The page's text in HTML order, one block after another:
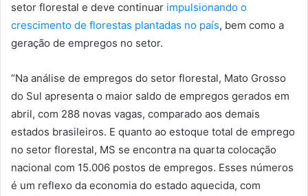
setor florestal e deve continuar impulsionando o
crescimento de florestas plantadas no país, bem como a
geração de empregos no setor.
“Na análise de empregos do setor florestal, Mato Grosso
do Sul apresenta o maior saldo de empregos gerados em
abril, com 288 novas vagas, comparado aos demais
estados brasileiros. E quanto ao estoque total de emprego
no setor florestal, MS se encontra na quarta colocação
nacional com 15.006 postos de empregos. Esses números
é um reflexo da economia do estado aquecida, com